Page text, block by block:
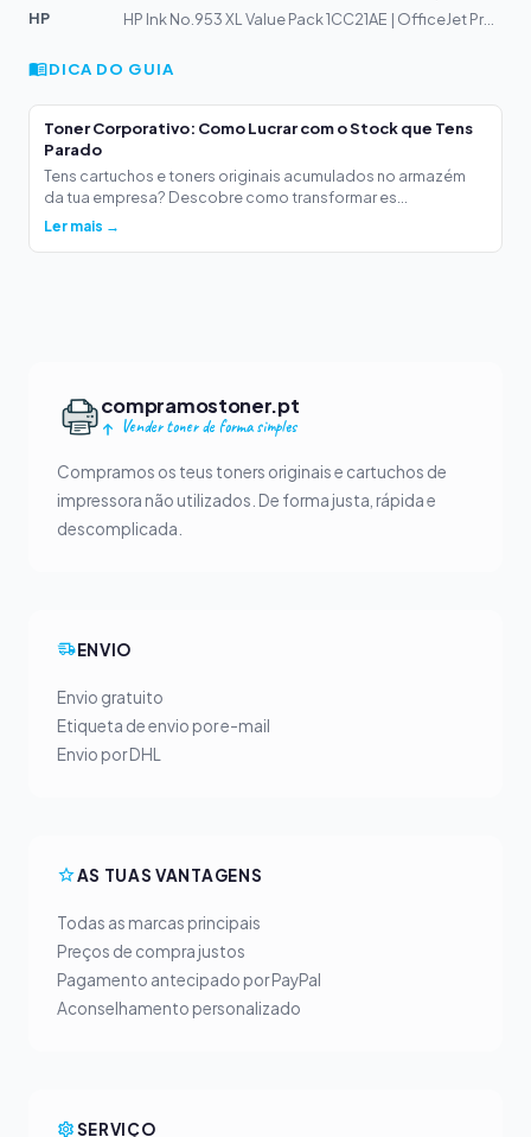
HP
DICA DO GUIA
Toner Corporativo: Como Lucrar com o Stock que Tens
Parado
Tens cartuchos e toners originais acumulados no armazém
da tua empresa? Descobre como transformar es...
Ler mais →
compramostoner.pt
Vender toner de forma simples
Compramos os teus toners originais e cartuchos de
impressora não utilizados. De forma justa, rápida e
descomplicada.
ENVIO
Envio gratuito
Etiqueta de envio por e-mail
Envio por DHL
AS TUAS VANTAGENS
Todas as marcas principais
Preços de compra justos
Pagamento antecipado por PayPal
Aconselhamento personalizado
SERVIÇO